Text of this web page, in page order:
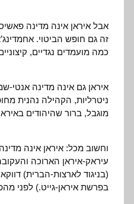
אבל איראן אינה מדינה
זה גם חופש הביטוי.
כמה מועמדים נגדיים,
איראן גם אינה מדינה אנטי-
ניטרליות, הקהילה נהנית
מוגבל, ברור שהיהודים
וחשוב מכל: איראן אינה
עיראק-איראן הארוכה
(בניגוד לארצות-הברית)
בפרשת איראן-גייט.) לפני